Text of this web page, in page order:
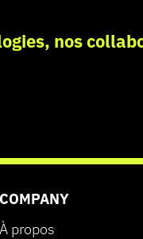
nos
COMPANY
À propos